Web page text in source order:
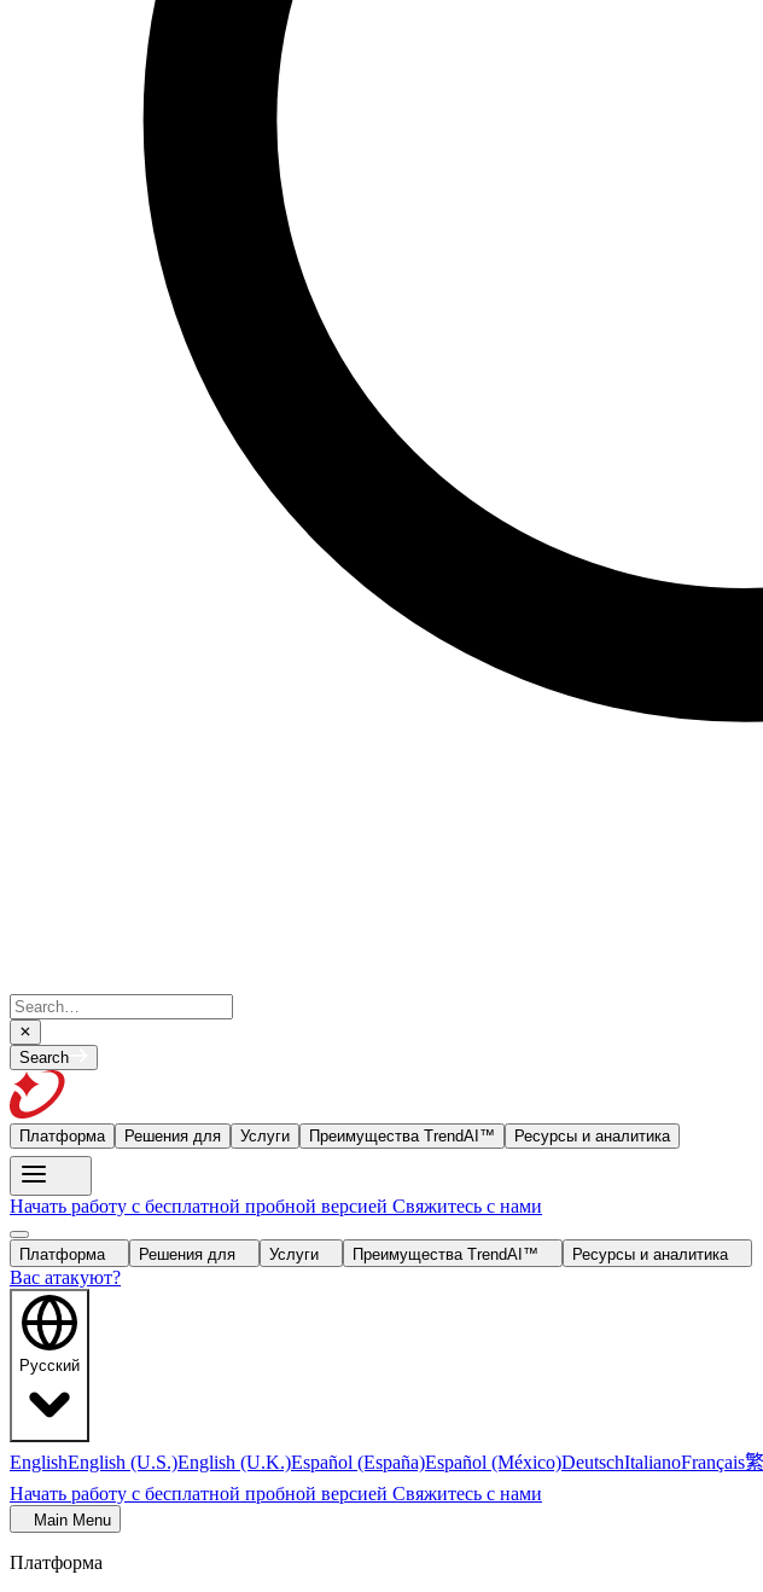
Search
Платформа Решения для Услуги Преимущества TrendAI™ Ресурсы и аналитика
Начать работу с бесплатной пробной версией Свяжитесь с нами
Платформа Решения для Услуги Преимущества TrendAI™ Ресурсы и аналитика
Вас атакуют?
Русский
EnglishEnglish (U.S.)English (U.K.)Español (España)Español (México)DeutschItalianoFrançais
Начать работу с бесплатной пробной версией Свяжитесь с нами
Main Menu
Платформа